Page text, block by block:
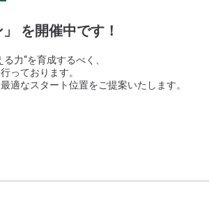
を開催中です！
力“を育成するべく、
っております。
適なスタート位置をご提案いたします。